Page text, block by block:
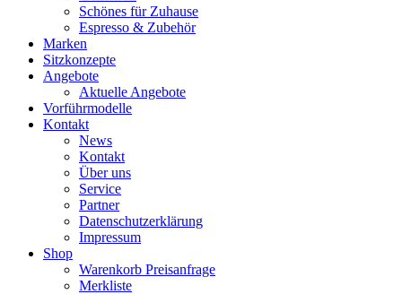
Schönes für Zuhause
Espresso & Zubehör
Marken
Sitzkonzepte
Angebote
Aktuelle Angebote
Vorführmodelle
Kontakt
News
Kontakt
Über uns
Service
Partner
Datenschutzerklärung
Impressum
Shop
Warenkorb Preisanfrage
Merkliste